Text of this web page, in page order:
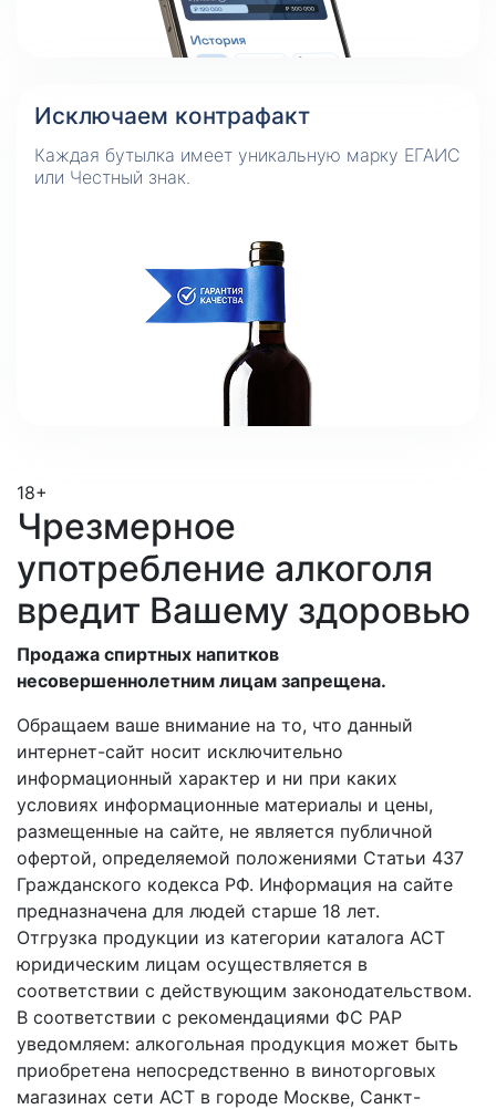
Исключаем контрафакт
Каждая бутылка имеет уникальную марку ЕГАИС
или Честный знак.
18+
Чрезмерное
употребление алкоголя
вредит Вашему здоровью
Продажа спиртных напитков
несовершеннолетним лицам запрещена.
Обращаем ваше внимание на то, что данный
интернет-сайт носит исключительно
информационный характер и ни при каких
условиях информационные материалы и цены,
размещенные на сайте, не является публичной
офертой, определяемой положениями Статьи 437
Гражданского кодекса РФ. Информация на сайте
предназначена для людей старше 18 лет.
Отгрузка продукции из категории каталога АСТ
юридическим лицам осуществляется в
соответствии с действующим законодательством.
В соответствии с рекомендациями ФС РАР
уведомляем: алкогольная продукция может быть
приобретена непосредственно в виноторговых
магазинах сети АСТ в городе Москве, Санкт-